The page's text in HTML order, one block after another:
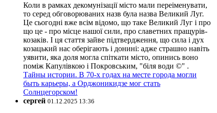
Коли в рамках декомунізації місто мали переіменувати,
то серед обговорюваних назв була назва Великий Луг.
Це сьогодні вже всім відомо, що таке Великий Луг і про
що це - про місце нашої сили, про славетних пращурів-
козаків. І ця стаття зайве підтвердження, що сила і дух
козацький нас оберігають і донині: адже страшно навіть
уявити, яка доля могла спіткати місто, опинись воно
поміж Капулівкою і Покровським, "біля води ©" .
Тайны истории. В 70-х годах на месте города могли
быть карьеры, а Орджоникидзе мог стать
Солнцегорском!
сергей 01.12.2025 13:36